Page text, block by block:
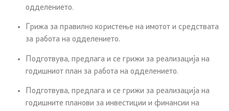
одделението.
Грижа за правилно користење на имотот и средствата
за работа на одделението.
Подготвува, предлага и се грижи за реализација на
годишниот план за работа на одделението.
Подготвува, предлага и се грижи за реализација на
годишните планови за инвестиции и финансии на